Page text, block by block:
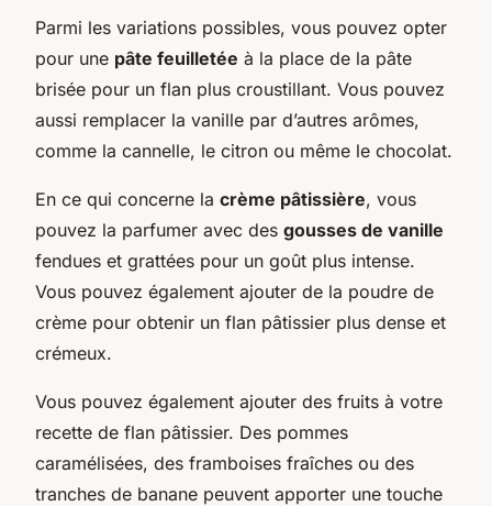
Parmi les variations possibles, vous pouvez opter
pour une pâte feuilletée à la place de la pâte
brisée pour un flan plus croustillant. Vous pouvez
aussi remplacer la vanille par d’autres arômes,
comme la cannelle, le citron ou même le chocolat.
En ce qui concerne la crème pâtissière, vous
pouvez la parfumer avec des gousses de vanille
fendues et grattées pour un goût plus intense.
Vous pouvez également ajouter de la poudre de
crème pour obtenir un flan pâtissier plus dense et
crémeux.
Vous pouvez également ajouter des fruits à votre
recette de flan pâtissier. Des pommes
caramélisées, des framboises fraîches ou des
tranches de banane peuvent apporter une touche